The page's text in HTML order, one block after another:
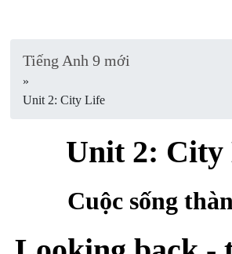
Tiếng Anh 9 mới
»
Unit 2: City Life
Unit 2: City
Cuộc sống